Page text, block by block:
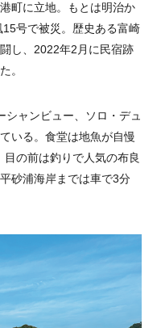
町に立地。もとは明治か
号で被災。歴史ある富崎
し、2022年2月に民宿跡
。
シャンビュー、ソロ・デュ
いる。食堂は地魚が自慢
の前は釣りで人気の布良
砂浦海岸までは車で3分